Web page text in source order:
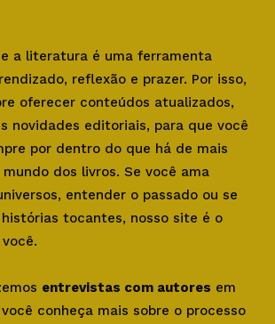
a literatura é uma ferramenta
reflexão e prazer. Por isso,
oferecer conteúdos atualizados,
novidades editoriais, para que você
por dentro do que há de mais
dos livros. Se você ama
entender o passado ou se
tocantes, nosso site é o
entrevistas com autores em
conheça mais sobre o processo